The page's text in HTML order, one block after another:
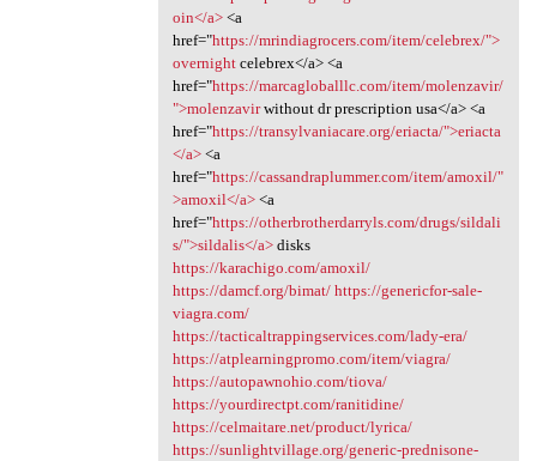
oin</a><a
href="https://mrindiagrocers.com/item/celebrex/">
overnightcelebrex</a> <a
href="https://marcagloballlc.com/item/molenzavir/
">molenzavirwithout dr prescription usa</a> <a
href="https://transylvaniacare.org/eriacta/">eriacta
</a><a
href="https://cassandraplummer.com/item/amoxil/"
>amoxil</a><a
href="https://otherbrotherdarryls.com/drugs/sildali
s/">sildalis</a>disks
https://karachigo.com/amoxil/
https://damcf.org/bimat/ https://genericfor-sale-
viagra.com/
https://tacticaltrappingservices.com/lady-era/
https://atplearningpromo.com/item/viagra/
https://autopawnohio.com/tiova/
https://yourdirectpt.com/ranitidine/
https://celmaitare.net/product/lyrica/
https://sunlightvillage.org/generic-prednisone-